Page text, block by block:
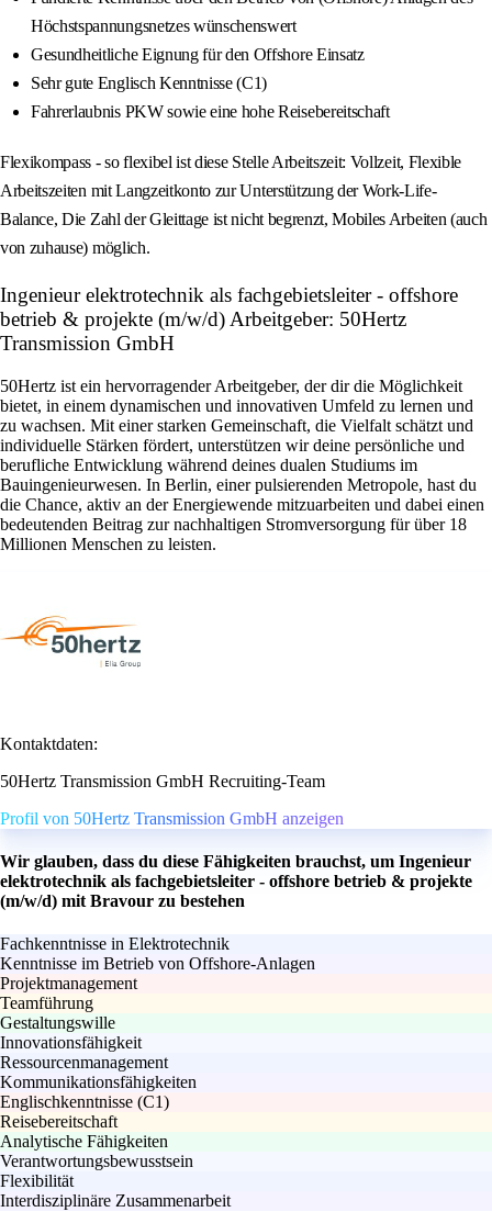
Höchstspannungsnetzes wünschenswert
Gesundheitliche Eignung für den Offshore Einsatz
Sehr gute Englisch Kenntnisse (C1)
Fahrerlaubnis PKW sowie eine hohe Reisebereitschaft
Flexikompass - so flexibel ist diese Stelle Arbeitszeit: Vollzeit, Flexible
Arbeitszeiten mit Langzeitkonto zur Unterstützung der Work-Life-
Balance, Die Zahl der Gleittage ist nicht begrenzt, Mobiles Arbeiten (auch
von zuhause) möglich.
Ingenieur elektrotechnik als fachgebietsleiter - offshore
betrieb & projekte (m/w/d) Arbeitgeber: 50Hertz
Transmission GmbH
50Hertz ist ein hervorragender Arbeitgeber, der dir die Möglichkeit
bietet, in einem dynamischen und innovativen Umfeld zu lernen und
zu wachsen. Mit einer starken Gemeinschaft, die Vielfalt schätzt und
individuelle Stärken fördert, unterstützen wir deine persönliche und
berufliche Entwicklung während deines dualen Studiums im
Bauingenieurwesen. In Berlin, einer pulsierenden Metropole, hast du
die Chance, aktiv an der Energiewende mitzuarbeiten und dabei einen
bedeutenden Beitrag zur nachhaltigen Stromversorgung für über 18
Millionen Menschen zu leisten.
Kontaktdaten:
50Hertz Transmission GmbH Recruiting-Team
Profil von 50Hertz Transmission GmbH anzeigen
Wir glauben, dass du diese Fähigkeiten brauchst, um Ingenieur
elektrotechnik als fachgebietsleiter - offshore betrieb & projekte
(m/w/d) mit Bravour zu bestehen
Fachkenntnisse in Elektrotechnik
Kenntnisse im Betrieb von Offshore-Anlagen
Projektmanagement
Teamführung
Gestaltungswille
Innovationsfähigkeit
Ressourcenmanagement
Kommunikationsfähigkeiten
Englischkenntnisse (C1)
Reisebereitschaft
Analytische Fähigkeiten
Verantwortungsbewusstsein
Flexibilität
Interdisziplinäre Zusammenarbeit